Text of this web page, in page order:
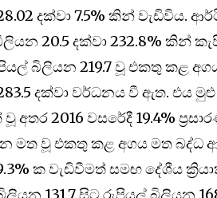
දක්වා 7.5% කින් වැඩිවිය.
20.5 දක්වා 232.8% කින්
බිලියන 219.7 වූ එකතු කළ
දක්වා වර්ධනය වී ඇත. එය
වූ අතර 2016 වසරේදී 19.4%
මත වූ එකතු කළ අගය මත බද්ධ
ක වැඩිවීමත් සමඟ දේශීය
131.7 සිට රුපියල් බිලියන